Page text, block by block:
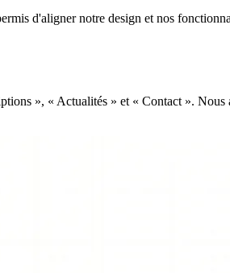
d'aligner notre design et nos
», « Actualités » et « Contact ». Nous